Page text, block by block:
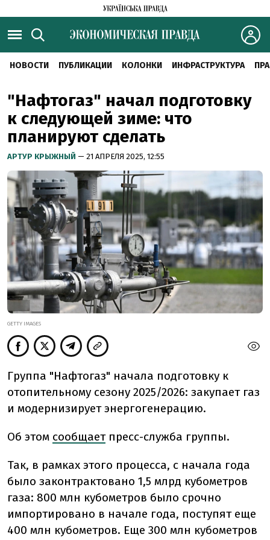
НОВОСТИ ПУБЛИКАЦИИ КОЛОНКИ ИНФРАСТРУКТУРА
"Нафтогаз" начал подготовку
к следующей зиме: что
планируют сделать
АРТУР КРЫЖНЫЙ — 21 АПРЕЛЯ 2025, 12:55
GETTY IMAGES
Группа "Нафтогаз" начала подготовку к
отопительному сезону 2025/2026: закупает газ
и модернизирует энергогенерацию.
Об этом сообщаетпресс-служба группы.
Так, в рамках этого процесса, с начала года
было законтрактовано 1,5 млрд кубометров
газа: 800 млн кубометров было срочно
импортировано в начале года, поступят еще
400 млн кубометров. Еще 300 млн кубометров